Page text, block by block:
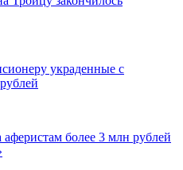
украденные с
более 3 млн рублей